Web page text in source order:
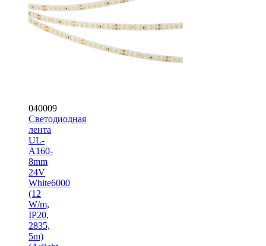
040009
Светодиодная
лента
UL-
A160-
8mm
24V
White6000
(12
W/m,
IP20,
2835,
5m)